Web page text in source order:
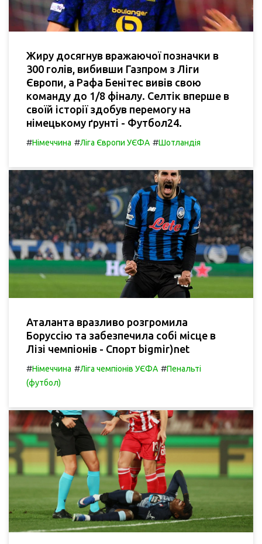
Жиру досягнув вражаючої позначки в
300 голів, вибивши Газпром з Ліги
Європи, а Рафа Бенітес вивів свою
команду до 1/8 фіналу. Селтік вперше в
своїй історії здобув перемогу на
німецькому ґрунті - Футбол24.
#Німеччина #Ліга Європи УЄФА #Шотландія
Аталанта вразливо розгромила
Боруссію та забезпечила собі місце в
Лізі чемпіонів - Спорт bigmir)net
#Німеччина #Ліга чемпіонів УЄФА #Пенальті
(футбол)